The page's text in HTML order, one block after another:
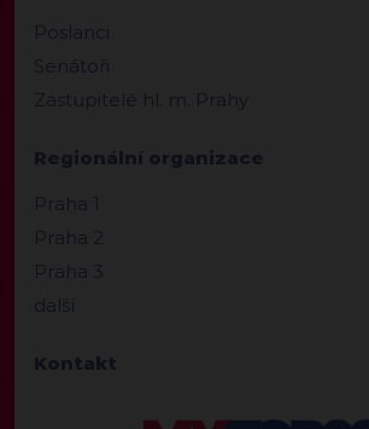
Poslanci
Senátoři
Zastupitelé hl. m. Prahy
Regionální organizace
Praha 1
Praha 2
Praha 3
další
Kontakt